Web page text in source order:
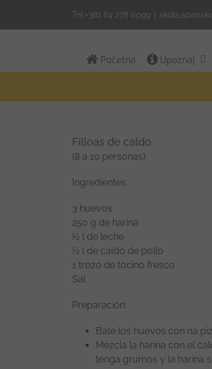
Tel:+381 64 278 0099
Početna Upoznaj
Filloas de caldo
(8 a 10 personas)
Ingredientes:
3 huevos
250 g de harina
½ l de leche
½ l de caldo de pollo
1 trozo de tocino fresco
Sal
Preparación:
Bate los huevos con na
Mezcla la harina con el
tenga grumos y la harina